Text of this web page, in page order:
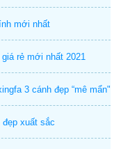
mới nhất
rẻ mới nhất 2021
3 cánh đẹp “mê mẩn"
xuất sắc